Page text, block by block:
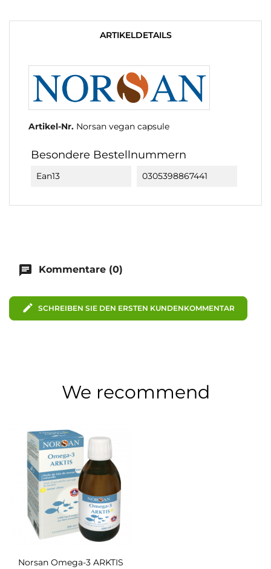
ARTIKELDETAILS
Artikel-Nr. Norsan vegan capsule
Besondere Bestellnummern
Ean13 0305398867441
chat Kommentare (0)
edit SCHREIBEN SIE DEN ERSTEN KUNDENKOMMENTAR
We recommend
Norsan Omega-3 ARKTIS